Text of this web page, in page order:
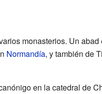
monasterios. Un
Normandía, y también de
en la catedral de